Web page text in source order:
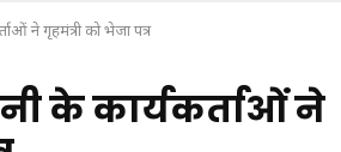
ने गृहमंत्री को भेजा पत्र
के कार्यकर्ताओं ने